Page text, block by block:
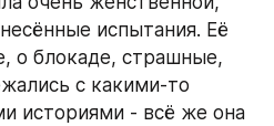
испытания. Её
о блокаде, страшные,
с какими-то
историями - всё же она